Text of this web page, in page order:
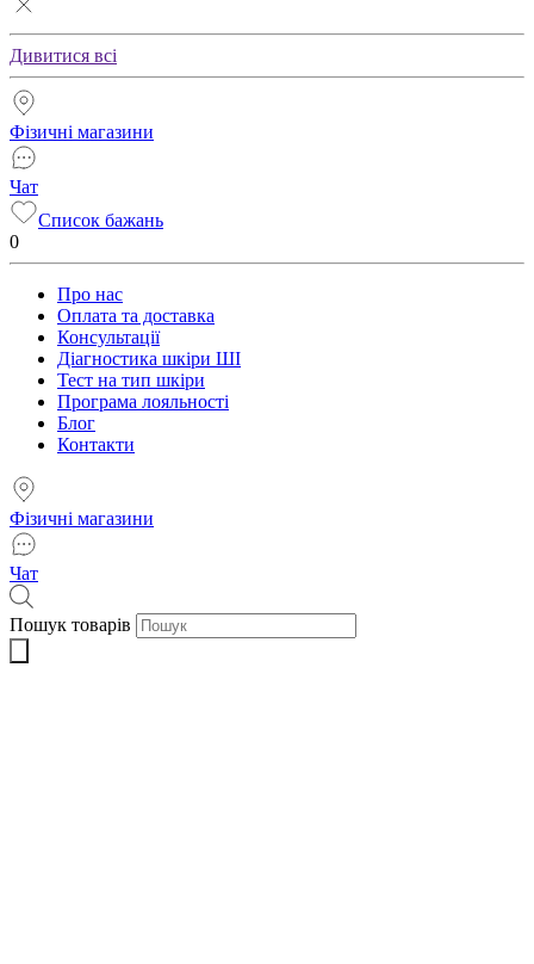
Дивитися всі
Фізичні магазини
Чат
Список бажань
0
Про нас
Оплата та доставка
Консультації
Діагностика шкіри ШІ
Тест на тип шкіри
Програма лояльності
Блог
Контакти
Фізичні магазини
Чат
Пошук товарів